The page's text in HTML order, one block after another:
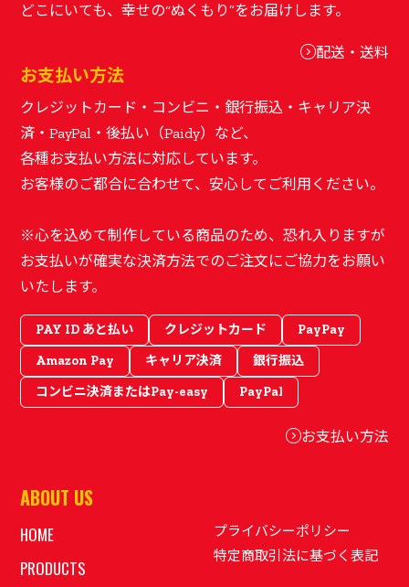
配送・送料
お支払い方法
クレジットカード・コンビニ・銀行振込・キャリア決
済・PayPal・後払い（Paidy）など、
各種お支払い方法に対応しています。
お客様のご都合に合わせて、安心してご利用ください。
※心を込めて制作している商品のため、恐れ入りますが
お支払いが確実な決済方法でのご注文にご協力をお願い
いたします。
PAY ID あと払い クレジットカード
PayPay
Amazon Pay
キャリア決済
銀行振込
コンビニ決済またはPay-easy
PayPal
お支払い方法
ABOUT US
HOME
PRODUCTS
プライバシーポリシー
特定商取引法に基づく表記